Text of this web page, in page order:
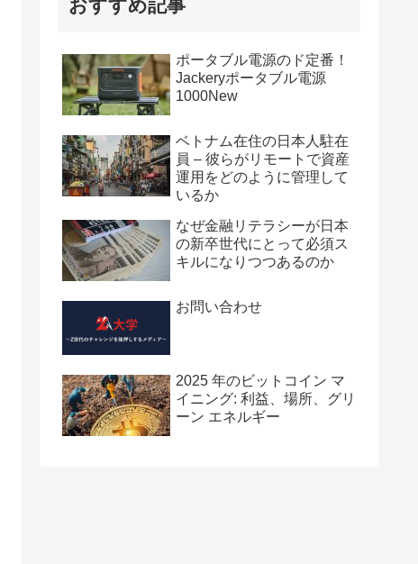
おすすめ記事
ポータブル電源のド定番！
Jackeryポータブル電源
1000New
ベトナム在住の日本人駐在
員 – 彼らがリモートで資産
運用をどのように管理して
いるか
なぜ金融リテラシーが日本
の新卒世代にとって必須ス
キルになりつつあるのか
お問い合わせ
2025 年のビットコイン マ
イニング: 利益、場所、グリ
ーン エネルギー